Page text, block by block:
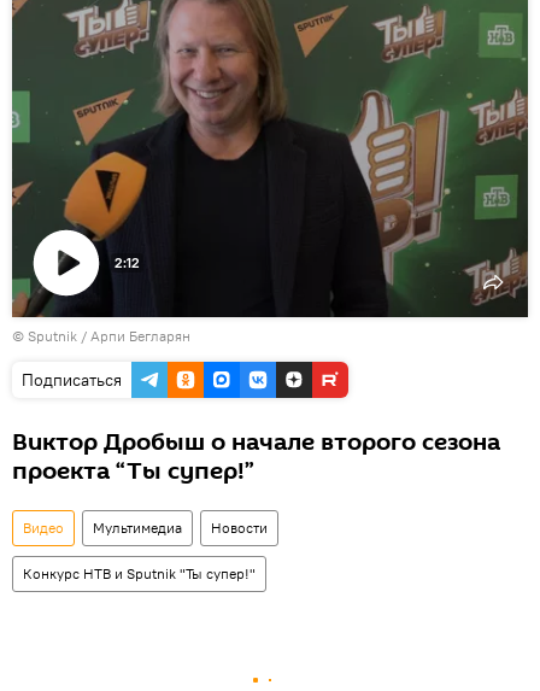
Воспроизвести
видео
2:12
© Sputnik / Арпи Бегларян
Подписаться
Виктор Дробыш o начале второго сезона
проекта “Ты супер!”
Видео Мультимедиа Новости
Конкурс НТВ и Sputnik "Ты супер!"